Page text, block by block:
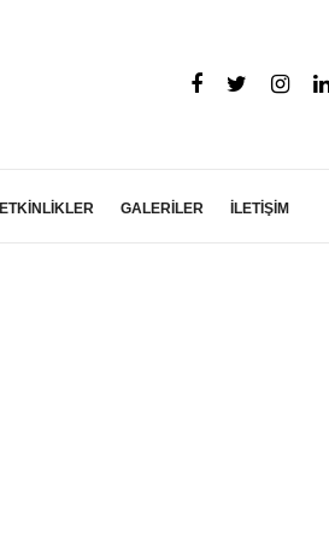
ETKİNLİKLER GALERİLER İLETİŞİM